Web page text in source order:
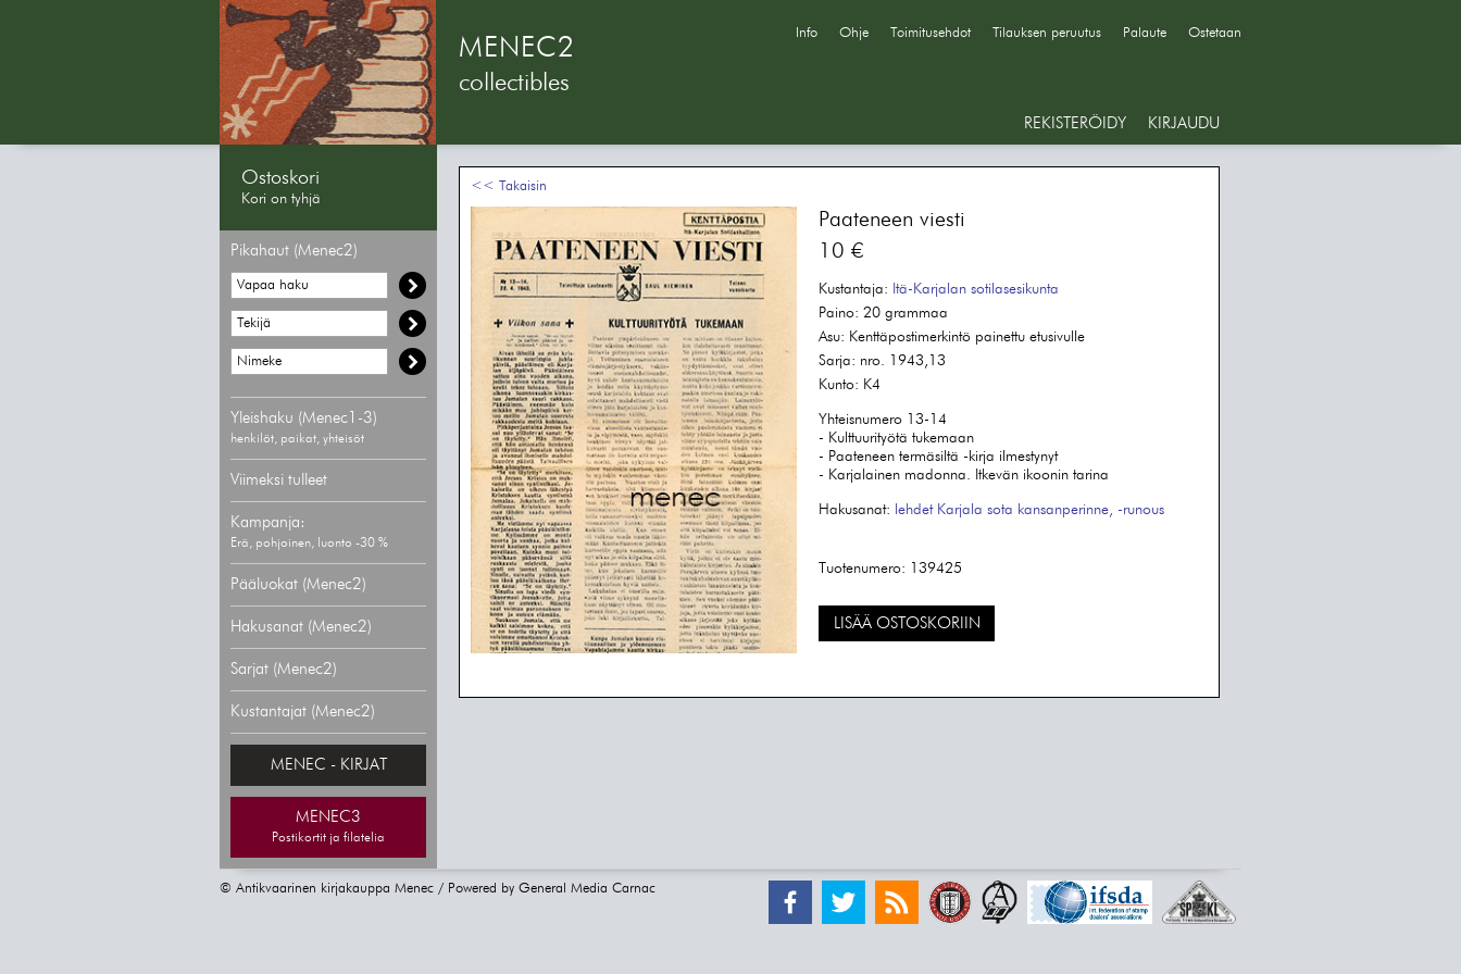
MENEC2
collectibles
Info Ohje Toimitusehdot Tilauksen peruutus Palaute Ostetaan
REKISTERÖIDY KIRJAUDU
Ostoskori
Kori on tyhjä
Pikahaut (Menec2)
Yleishaku (Menec1-3)
henkilöt, paikat, yhteisöt
Viimeksi tulleet
Kampanja:
Erä, pohjoinen, luonto -30 %
Pääluokat (Menec2)
Hakusanat (Menec2)
Sarjat (Menec2)
Kustantajat (Menec2)
MENEC - KIRJAT
MENEC3
Postikortit ja filatelia
<< Takaisin
Paateneen viesti
10 €
Kustantaja: Itä-Karjalan sotilasesikunta
Paino: 20 grammaa
Asu: Kenttäpostimerkintö painettu etusivulle
Sarja: nro. 1943,13
Kunto: K4
Yhteisnumero 13-14
- Kulttuurityötä tukemaan
- Paateneen termäsiltä -kirja ilmestynyt
- Karjalainen madonna. Itkevän ikoonin tarina
Hakusanat: lehdet Karjala sota kansanperinne, -runous
Tuotenumero: 139425
LISÄÄ OSTOSKORIIN
© Antikvaarinen kirjakauppa Menec / Powered by General Media Carnac